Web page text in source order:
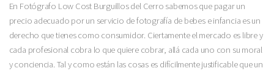
En Fotógrafo Low Cost Burguillos del Cerro sabemos que pagar un
precio adecuado por un servicio de fotografía de bebes e infancia es un
derecho que tienes como consumidor. Ciertamente el mercado es libre y
cada profesional cobra lo que quiere cobrar, allá cada uno con su moral
y conciencia. Tal y como están las cosas es difícilmente justificable que un